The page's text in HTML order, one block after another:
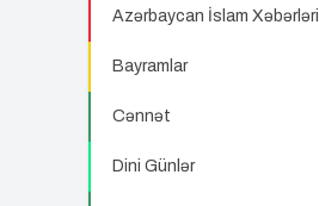
Azərbaycan İslam Xəbərləri
Bayramlar
Cənnət
Dini Günlər